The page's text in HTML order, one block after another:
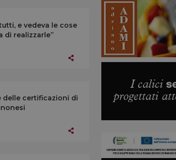
e vedeva le cose
di realizzarle”
delle certificazioni di